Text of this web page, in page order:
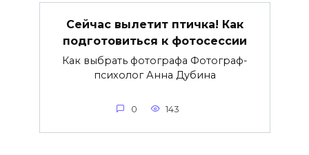
Сейчас вылетит птичка! Как
подготовиться к фотосессии
Как выбрать фотографа Фотограф-
психолог Анна Дубина
0 143